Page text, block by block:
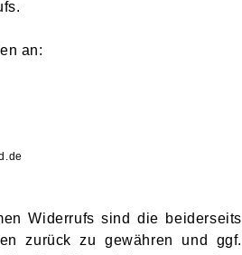
an:
Widerrufs sind die beiderseits
zurück zu gewähren und ggf.